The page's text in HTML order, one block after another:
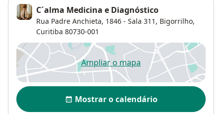
C´alma Medicina e Diagnóstico
Rua Padre Anchieta, 1846 - Sala 311, Bigorrilho,
Curitiba 80730-001
Ampliar o mapaabre num novo separador
Disponibilidade
Mostrar o calendário